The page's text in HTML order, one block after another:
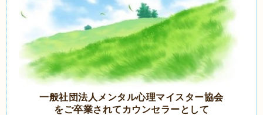
一般社団法人メンタル心理マイスター協会
をご卒業されてカウンセラーとして